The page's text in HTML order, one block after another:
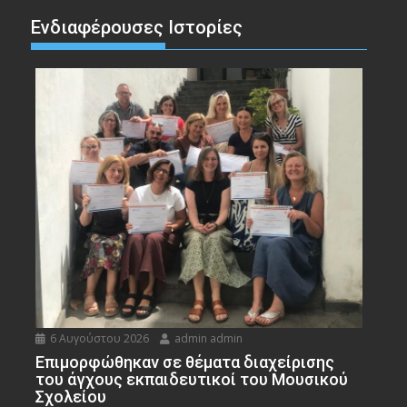
Ενδιαφέρουσες Ιστορίες
6 Αυγούστου 2026 admin admin
Eπιμορφώθηκαν σε θέματα διαχείρισης
του άγχους εκπαιδευτικοί του Μουσικού
Σχολείου